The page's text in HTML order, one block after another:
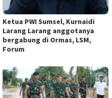
Ketua PWI Sumsel, Kurnaidi
Larang Larang anggotanya
bergabung di Ormas, LSM,
Forum